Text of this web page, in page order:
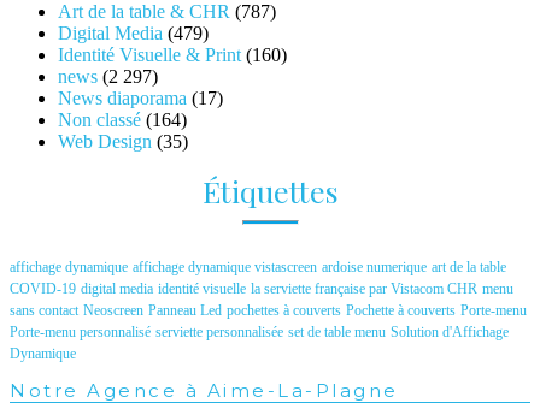
Art de la table & CHR (787)
Digital Media (479)
Identité Visuelle & Print(160)
news (2 297)
News diaporama (17)
Non classé (164)
Web Design (35)
Étiquettes
affichage dynamique affichage dynamique vistascreen ardoise numerique art de la table
COVID-19 digital media identité visuelle la serviette française par Vistacom CHR menu
sans contact Neoscreen Panneau Led pochettes à couverts Pochette à couverts Porte-menu
Porte-menu personnalisé serviette personnalisée set de table menu Solution d'Affichage
Dynamique
Notre Agence à Aime-La-Plagne